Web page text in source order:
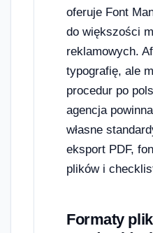
oferuje Font
do większości
reklamowych.
typografię, ale
procedur po
agencja
własne
eksport PDF,
plików i
Formaty